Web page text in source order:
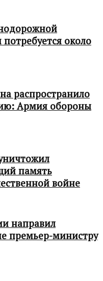
около
распространило
Армия обороны
память
войне
направил
премьер-министру